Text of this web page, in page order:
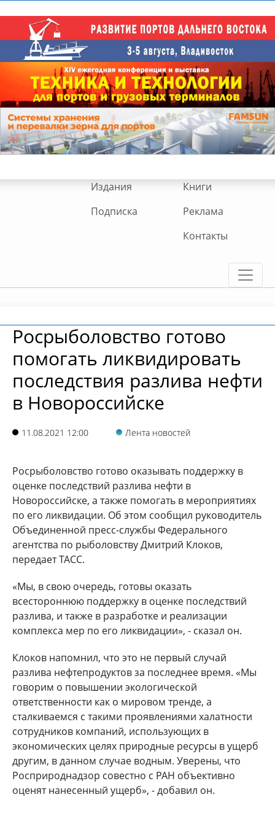
Издания
Книги
Подписка
Реклама
Контакты
Росрыболовство готово
помогать ликвидировать
последствия разлива нефти
в Новороссийске
11.08.2021 12:00 Лента новостей
Росрыболовство готово оказывать поддержку в
оценке последствий разлива нефти в
Новороссийске, а также помогать в мероприятиях
по его ликвидации. Об этом сообщил руководитель
Объединенной пресс-службы Федерального
агентства по рыболовству Дмитрий Клоков,
передает ТАСС.
«Мы, в свою очередь, готовы оказать
всестороннюю поддержку в оценке последствий
разлива, и также в разработке и реализации
комплекса мер по его ликвидации», - сказал он.
Клоков напомнил, что это не первый случай
разлива нефтепродуктов за последнее время. «Мы
говорим о повышении экологической
ответственности как о мировом тренде, а
сталкиваемся с такими проявлениями халатности
сотрудников компаний, использующих в
экономических целях природные ресурсы в ущерб
другим, в данном случае водным. Уверены, что
Росприроднадзор совестно с РАН объективно
оценят нанесенный ущерб», - добавил он.